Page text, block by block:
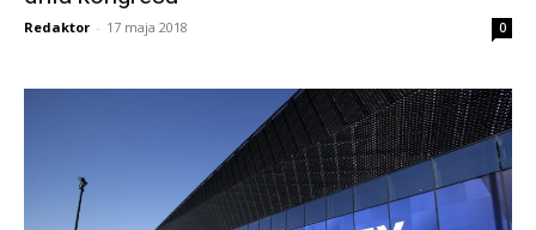
Redaktor - 17 maja 2018 0